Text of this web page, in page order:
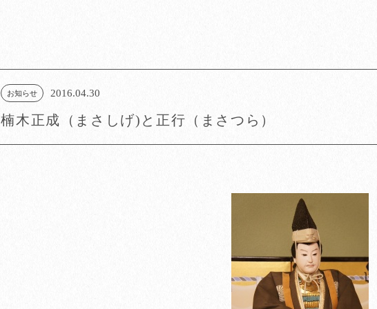
お知らせ 2016.04.30
楠木正成（まさしげ)と正行（まさつら）